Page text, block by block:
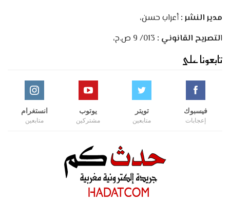
مدير النشر :أعراب حسن،
التصريح القانوني :
تابعونا على
فيسبوك
إعجابات
تويتر
متابعين
يوتوب
مشتركين
انستغرام
متابعين